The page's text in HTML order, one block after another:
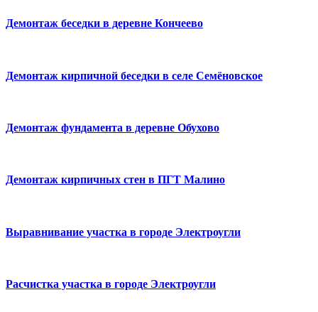
Демонтаж беседки в деревне Кончеево
Демонтаж кирпичной беседки в селе Семёновское
Демонтаж фундамента в деревне Обухово
Демонтаж кирпичных стен в ПГТ Малино
Выравнивание участка в городе Электроугли
Расчистка участка в городе Электроугли